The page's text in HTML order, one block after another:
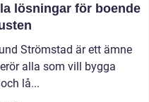
lösningar för boende
Strömstad är ett ämne
alla som vill bygga
lå...